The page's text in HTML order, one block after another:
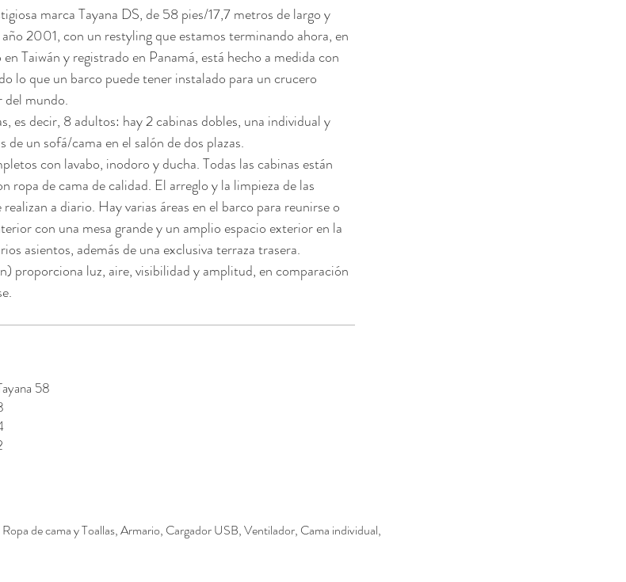
marca Tayana DS, de 58 pies/17,7 metros de largo y
2001, con un restyling que estamos terminando ahora, en
Taiwán y registrado en Panamá, está hecho a medida con
lo que un barco puede tener instalado para un crucero
del mundo.
es decir, 8 adultos: hay 2 cabinas dobles, una individual y
de un sofá/cama en el salón de dos plazas.
con lavabo, inodoro y ducha. Todas las cabinas están
ropa de cama de calidad. El arreglo y la limpieza de las
a diario. Hay varias áreas en el barco para reunirse o
con una mesa grande y un amplio espacio exterior en la
asientos, además de una exclusiva terraza trasera.
proporciona luz, aire, visibilidad y amplitud, en comparación
58
de cama y Toallas, Armario, Cargador USB, Ventilador, Cama individual,